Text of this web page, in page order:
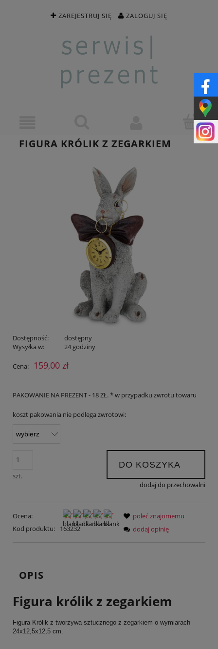
ZAREJESTRUJ SIĘ ZALOGUJ SIĘ
FIGURA KRÓLIK Z ZEGARKIEM
Dostępność:
dostępny
Wysyłka w:
24 godziny
Cena: 159,00 zł
PAKOWANIE NA PREZENT - 18 ZŁ. * w przypadku zwrotu towaru
koszt pakowania nie podlega zwrotowi:
szt.
DO KOSZYKA
dodaj do przechowalni
Ocena:
Kod produktu:
163232
poleć znajomemu
dodaj opinię
OPIS
Figura królik z zegarkiem
Figura Królik z tworzywa sztucznego z zegarkiem o wymiarach
24x12,5x12,5 cm.